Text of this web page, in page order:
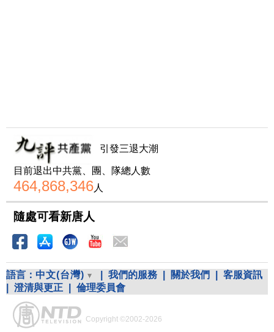
引發三退大潮
目前退出中共黨、團、隊總人數
464,868,346人
隨處可看新唐人
語言： 中文(台灣) 我們的服務 關於我們
客服資訊
澄清與更正 倫理委員會
Copyright ©2002-2026